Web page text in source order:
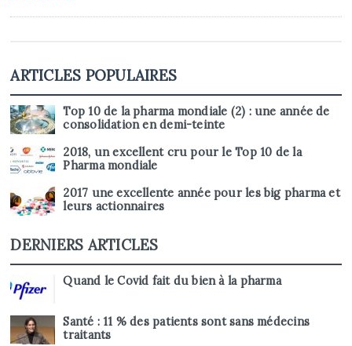
ARTICLES POPULAIRES
Top 10 de la pharma mondiale (2) : une année de
consolidation en demi-teinte
2018, un excellent cru pour le Top 10 de la
Pharma mondiale
2017 une excellente année pour les big pharma et
leurs actionnaires
DERNIERS ARTICLES
Quand le Covid fait du bien à la pharma
Santé : 11 % des patients sont sans médecins
traitants